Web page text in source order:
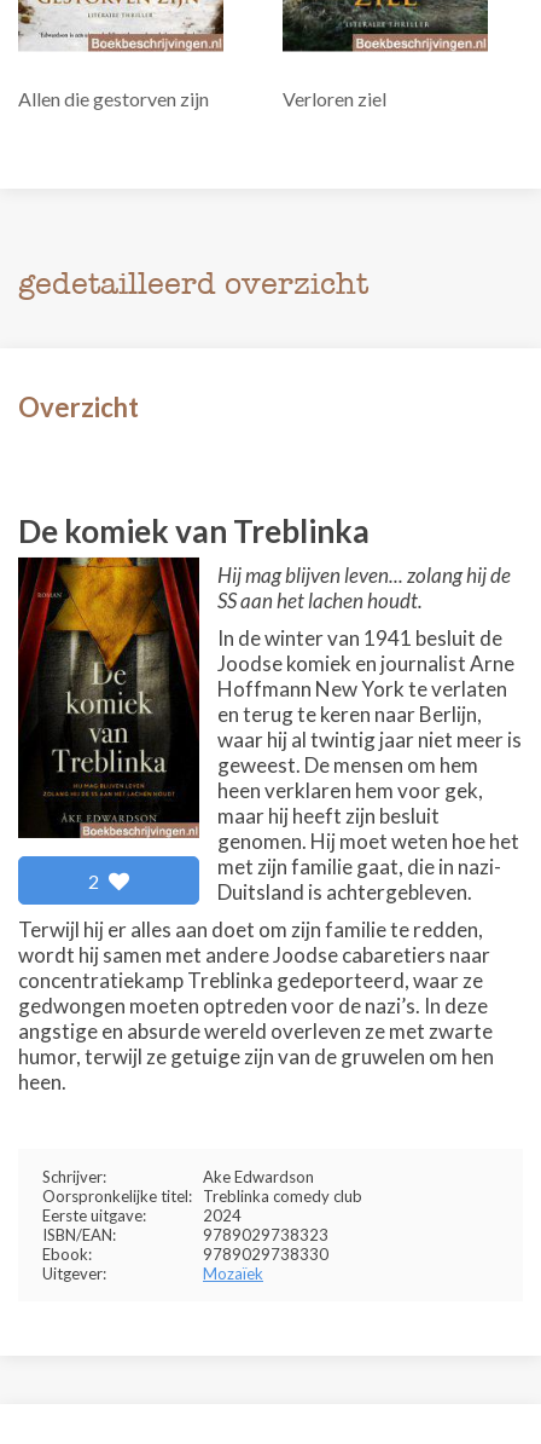
Allen die gestorven zijn Verloren ziel
gedetailleerd overzicht
Overzicht
De komiek van Treblinka
2
Hij mag blijven leven... zolang hij de
SS aan het lachen houdt.
In de winter van 1941 besluit de
Joodse komiek en journalist Arne
Hoffmann New York te verlaten
en terug te keren naar Berlijn,
waar hij al twintig jaar niet meer is
geweest. De mensen om hem
heen verklaren hem voor gek,
maar hij heeft zijn besluit
genomen. Hij moet weten hoe het
met zijn familie gaat, die in nazi-
Duitsland is achtergebleven.
Terwijl hij er alles aan doet om zijn familie te redden,
wordt hij samen met andere Joodse cabaretiers naar
concentratiekamp Treblinka gedeporteerd, waar ze
gedwongen moeten optreden voor de nazi’s. In deze
angstige en absurde wereld overleven ze met zwarte
humor, terwijl ze getuige zijn van de gruwelen om hen
heen.
Schrijver:
Ake Edwardson
Oorspronkelijke titel:
Treblinka comedy club
Eerste uitgave:
2024
ISBN/EAN:
9789029738323
Ebook:
9789029738330
Uitgever:
Mozaïek